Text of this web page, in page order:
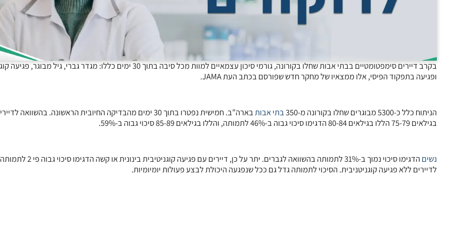
בקרב דיירים סימפטומטיים בבתי אבות שחלו בקורונה, גורמי סיכון עצמאיים למוות מכל סיבה בתוך 30 ימים כללו: מגדר גברי, גיל
ופגיעה בתפקוד הפיסי, אלו ממצאיו של מחקר חדש שפורסם בכתב העת JAMA.
הניתוח כלל כ-5300 מבוגרים שחלו בקורונה מ-350 בתי אבות
בארה”ב. חמישית נפטרו בתוך 30 ימים מהבדיקה החיובית הראשונה. בהשוואה
בגילאים 75-79 הללו בגילאים 80-84 הדגימו סיכוי גבוה ב-46% לתמותה, והללו בגילאים 85-89 סיכוי גבוה ב-59%.
נשים
הדגימו סיכוי נמוך ב-31% לתמותה בהשוואה לגברים. יתר על כן,
לדיירים ללא פגיעה קוגניטניבית. הסיכוי לתמותה גדל גם ככל שנפגעה היכולת לבצע פעולות יומיומיות.